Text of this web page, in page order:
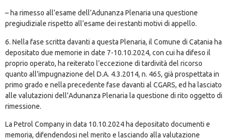
– ha rimesso all’esame dell’Adunanza Plenaria una questione
pregiudiziale rispetto all’esame dei restanti motivi di appello.
6. Nella fase scritta davanti a questa Plenaria, il Comune di Catania ha
depositato due memorie in date 7-10.10.2024, con cui ha difeso il
proprio operato, ha reiterato l’eccezione di tardività del ricorso
quanto all’impugnazione del D.A. 4.3.2014, n. 465, già prospettata in
primo grado e nella precedente fase davanti al CGARS, ed ha lasciato
alle valutazioni dell’Adunanza Plenaria la questione di rito oggetto di
rimessione.
La Petrol Company in data 10.10.2024 ha depositato documenti e
memoria, difendendosi nel merito e lasciando alla valutazione